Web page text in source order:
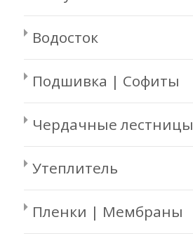
Водосток
Подшивка | Софиты
Чердачные лестницы
Утеплитель
Пленки | Мембраны